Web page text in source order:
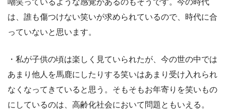
は、誰も傷つけない笑いが求められているので、時代に合
っていないと思います。
・私が子供の頃は楽しく見ていられたが、今の世の中では
あまり他人を馬鹿にしたりする笑いはあまり受け入れられ
なくなってきていると思う。そもそもお年寄りを笑いもの
にしているのは、高齢化社会において問題ともいえる。